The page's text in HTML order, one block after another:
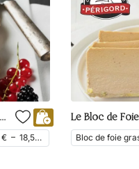
Le Bloc de Foie Gras de Canard
€ – 18,50